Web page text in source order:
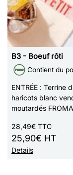
B3 - Boeuf rôti
Contient du
ENTRÉE : Terrine
haricots blanc
moutardés
28,49€ TTC
25,90€ HT
Details